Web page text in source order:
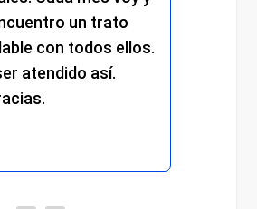
un trato
con todos ellos.
atendido así.